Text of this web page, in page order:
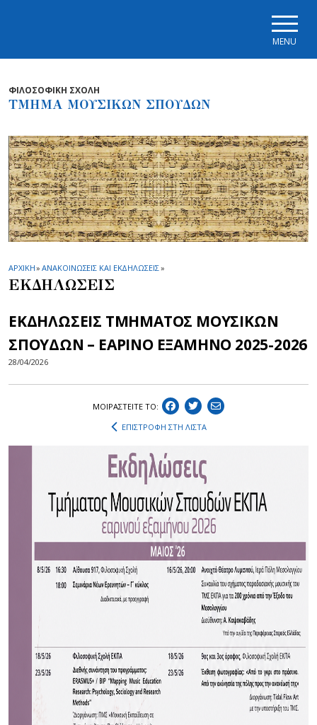
MENU
ΦΙΛΟΣΟΦΙΚΗ ΣΧΟΛΗ
ΤΜΗΜΑ ΜΟΥΣΙΚΩΝ ΣΠΟΥΔΩΝ
ΑΡΧΙΚΗ» ΑΝΑΚΟΙΝΩΣΕΙΣ ΚΑΙ ΕΚΔΗΛΩΣΕΙΣ»
ΕΚΔΗΛΩΣΕΙΣ
ΕΚΔΗΛΩΣΕΙΣ ΤΜΗΜΑΤΟΣ ΜΟΥΣΙΚΩΝ
ΣΠΟΥΔΩΝ – ΕΑΡΙΝΟ ΕΞΑΜΗΝΟ 2025-2026
28/04/2026
ΜΟΙΡΑΣΤEIΤΕ ΤΟ:
ΕΠΙΣΤΡΟΦΗ ΣΤΗ ΛΙΣΤΑ